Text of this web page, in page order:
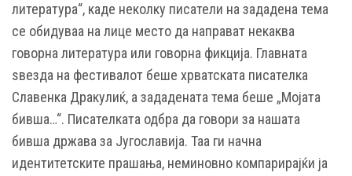
литература“, каде неколку писатели на зададена тема
се обидуваа на лице место да направат некаква
говорна литература или говорна фикција. Главната
ѕвезда на фестивалот беше хрватската писателка
Славенка Дракулиќ, а зададената тема беше „Мојата
бивша…“. Писателката одбра да говори за нашата
бивша држава за Југославија. Таа ги начна
идентитетските прашања, неминовно компарирајќи ја